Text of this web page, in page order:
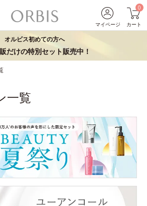
マイページ
0
カート
オルビス初めての方へ
だけの特別セット販売中！
一覧